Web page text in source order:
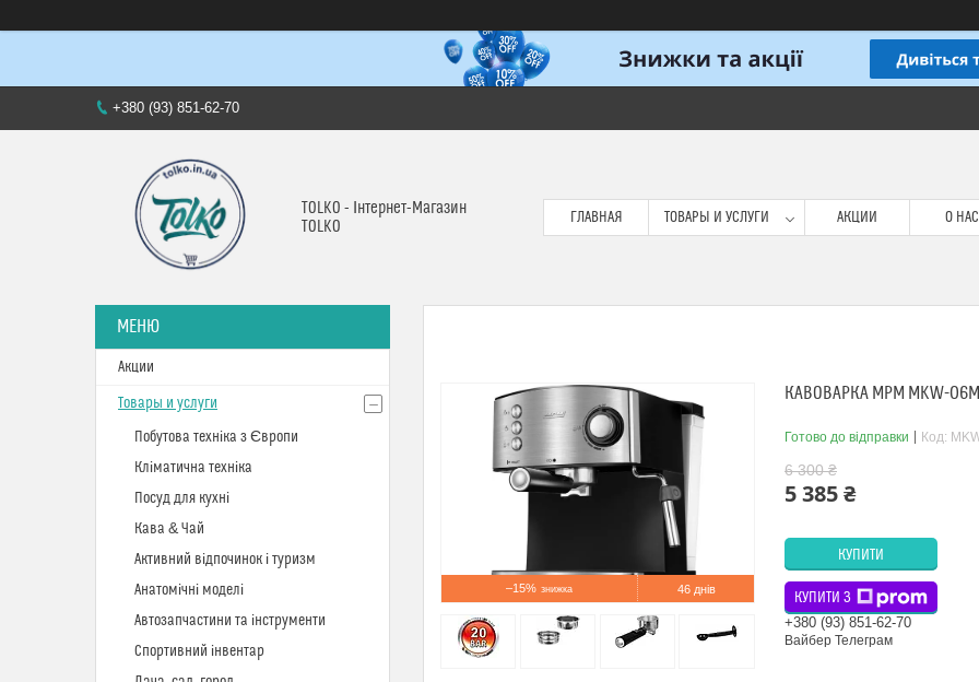
+380 (93) 851-62-70
TOLKO - Інтернет-Магазин
TOLKO
ГЛАВНАЯ ТОВАРЫ И УСЛУГИ АКЦИИ О НАС
–15% 46 днів
КАВОВАРКА MPM MKW-
Готово до відправки Код:
6 300 ₴
5 385 ₴
КУПИТИ
КУПИТИ З
+380 (93) 851-62-70
Вайбер Телеграм
Акции
Товары и услуги
Побутова техніка з Європи
Кліматична техніка
Посуд для кухні
Кава & Чай
Активний відпочинок і туризм
Анатомічні моделі
Автозапчастини та інструменти
Спортивний інвентар